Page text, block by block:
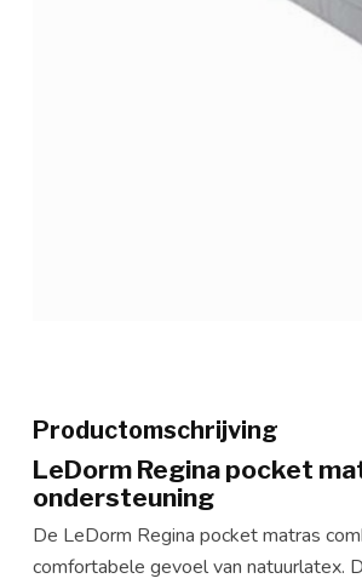
Productomschrijving
LeDorm Regina pocket
ondersteuning
De LeDorm Regina pocket matras
comfortabele gevoel van natuurlatex.